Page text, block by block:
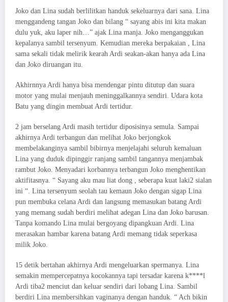
Joko dan Lina sudah berlilitkan handuk sekeluarnya dari sana. Lina
menggandeng tangan Joko dan bilang “ sayang abis ini kita makan
dulu yuk, aku laper nih…” ajak Lina manja. Joko menganggukan
kepalanya sambil tersenyum. Kemudian mereka berpakaian , Lina
sama sekali tidak melirik kearah Ardi seakan-akan hanya ada Lina
dan Joko diruangan itu.
Akhirnnya Ardi hanya bisa mendengar pintu ditutup dan suara
motor yang mulai menjauh meninggalkannya sendiri. Udara kota
Batu yang dingin membuat Ardi tertidur.
2 jam berselang Ardi masih tertidur diposisinya semula. Sampai
akhirnya Ardi terbangun dan melihat Joko berjongkok
membelakanginya sambil bibirnya menjelajahi seluruh kemaluan
Lina yang duduk dipinggir ranjang sambil tangannya menjambak
rambut Joko. Menyadari korbannya terbangun Joko menghentikan
aktifitasnya. “ Sayang aku mau liat dong , seberapa kuat laki2 sialan
ini “. Lina tersenyum seolah tau kemaun Joko dengan sigap Lina
pun membuka celana Ardi dan langsung memasukan batang Ardi
yang memang sudah berdiri melihat adegan Lina dan Joko barusan.
Tanpa komando Lina mulai bergoyang dipangkuan Ardi. Lina
merasakan hambar karena batang Ardi memang tidak seperkasa
milik Joko.
15 detik bertahan akhirnya Ardi mengeluarkan spermanya. Lina
semakin mempercepatnya kocokannya tapi tersadar karena k****l
Ardi tiba2 menciut dan keluar sendiri dari lobang Lina. Sambil
berdiri Lina membersihkan vaginanya dengan handuk. “ Ach bikin